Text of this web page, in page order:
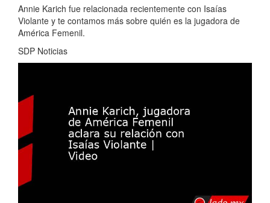
Annie Karich fue relacionada recientemente con Isaías
Violante y te contamos más sobre quién es la jugadora de
América Femenil.
SDP Noticias